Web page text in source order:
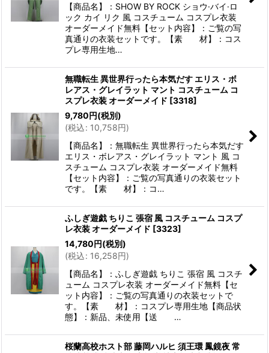
【商品名】：SHOW BY ROCK ショウ·バイ·ロ
ック カイ リク 風 コスチューム コスプレ衣装
オーダーメイド無料【セット内容】：ご覧の写
真通りの衣装セットです。【素 材】：コス
プレ専用生地…
無職転生 異世界行ったら本気だす エリス・ボ
レアス・グレイラット マント コスチューム コ
スプレ衣装 オーダーメイド [3318]
9,780円(税別)
(税込: 10,758円)
【商品名】：無職転生 異世界行ったら本気だす
エリス・ボレアス・グレイラット マント 風 コ
スチューム コスプレ衣装 オーダーメイド無料
【セット内容】：ご覧の写真通りの衣装セット
です。【素 材】：コ…
ふしぎ遊戯 ちりこ 張宿 風 コスチューム コスプ
レ衣装 オーダーメイド [3323]
14,780円(税別)
(税込: 16,258円)
【商品名】：ふしぎ遊戯 ちりこ 張宿 風 コスチ
ューム コスプレ衣装 オーダーメイド無料【セ
ット内容】：ご覧の写真通りの衣装セットで
す。【素 材】：コスプレ専用生地【商品状
態】：新品、未使用【送 …
桜蘭高校ホスト部 藤岡ハルヒ 須王環 鳳鏡夜 常